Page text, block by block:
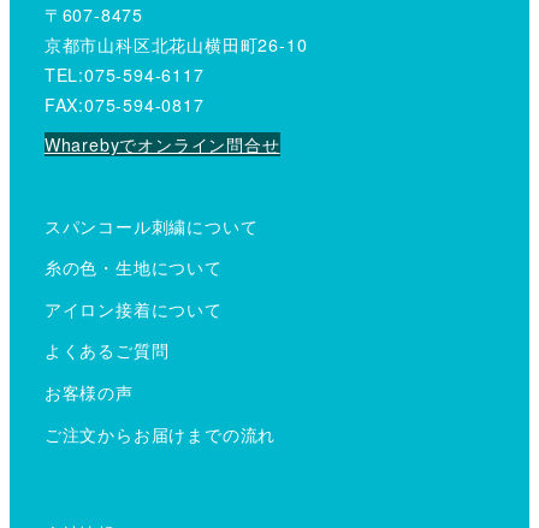
〒607-8475
京都市山科区北花山横田町26-10
TEL:075-594-6117
FAX:075-594-0817
Wharebyでオンライン問合せ
スパンコール刺繍について
糸の色・生地について
アイロン接着について
よくあるご質問
お客様の声
ご注文からお届けまでの流れ